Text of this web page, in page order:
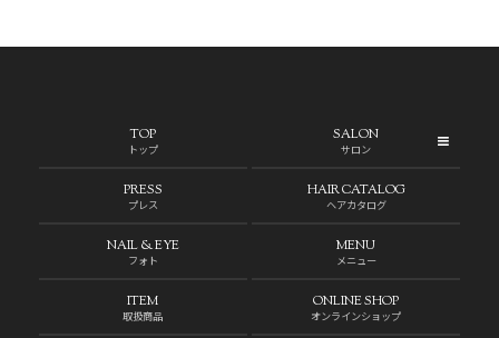
TOP
トップ
SALON
サロン
PRESS
プレス
HAIR CATALOG
ヘアカタログ
NAIL & EYE
フォト
MENU
メニュー
ITEM
取扱商品
ONLINE SHOP
オンラインショップ